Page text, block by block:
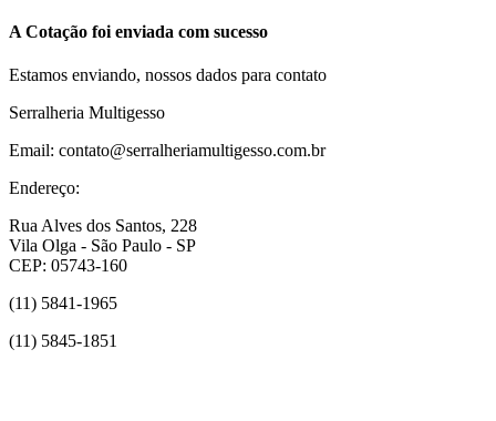
A Cotação foi enviada com sucesso
Estamos enviando, nossos dados para contato
Serralheria Multigesso
Email: contato@serralheriamultigesso.com.br
Endereço:
Rua Alves dos Santos, 228
Vila Olga - São Paulo - SP
CEP: 05743-160
(11) 5841-1965
(11) 5845-1851